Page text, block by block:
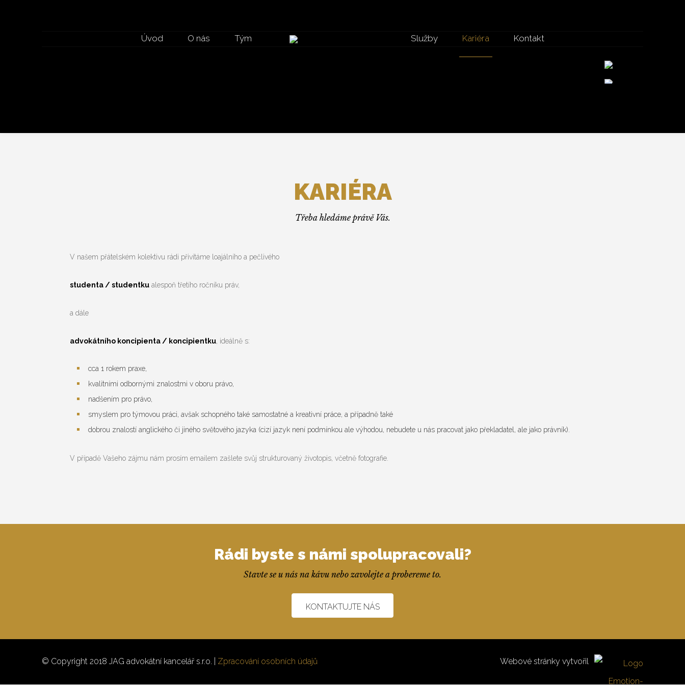
Úvod O nás Tým Služby Kariéra Kontakt
KARIÉRA
Třeba hledáme právě Vás.
V našem přátelském kolektivu rádi přivítáme loajálního a pečlivého
studenta / studentku alespoň třetího ročníku práv,
a dále
advokátního koncipienta / koncipientku , ideálně s:
cca 1 rokem praxe,
kvalitními odbornými znalostmi v oboru právo,
nadšením pro právo,
smyslem pro týmovou práci, avšak schopného také samostatné a kreativní práce, a případně také
dobrou znalostí anglického či jiného světového jazyka (cizí jazyk není podmínkou ale výhodou, nebudete u nás pracovat jako překladatel, ale jako právník).
V případě Vašeho zájmu nám prosím emailem zašlete svůj strukturovaný životopis, včetně fotografie.
Rádi byste s námi spolupracovali?
Stavte se u nás na kávu nebo zavolejte a probereme to.
KONTAKTUJTE NÁS
© Copyright 2018 JAG advokátní kancelář s.r.o. | Zpracování osobních údajů Webové stránky vytvořil